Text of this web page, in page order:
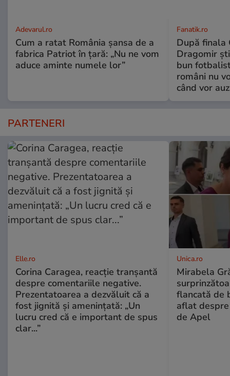
Adevarul.ro
Cum a ratat România șansa de a
fabrica Patriot în țară: „Nu ne vom
aduce aminte numele lor”
Fanatik.ro
După finala
Dragomir
bun
români nu
când vor
PARTENERI
Elle.ro
Corina Caragea, reacție tranșantă
despre comentariile negative.
Prezentatoarea a dezvăluit că a
fost jignită și amenințată: „Un
lucru cred că e important de spus
clar...”
Unica.ro
Mirabela
flancată de
aflat
de Apel